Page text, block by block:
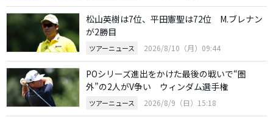
松山英樹は7位、平田憲聖は72位 M.ブレナン
が2勝目
ツアーニュース 2026/8/10（月）09:44
POシリーズ進出をかけた最後の戦いで“圏
外”の2人がV争い ウィンダム選手権
ツアーニュース 2026/8/9（日）15:18